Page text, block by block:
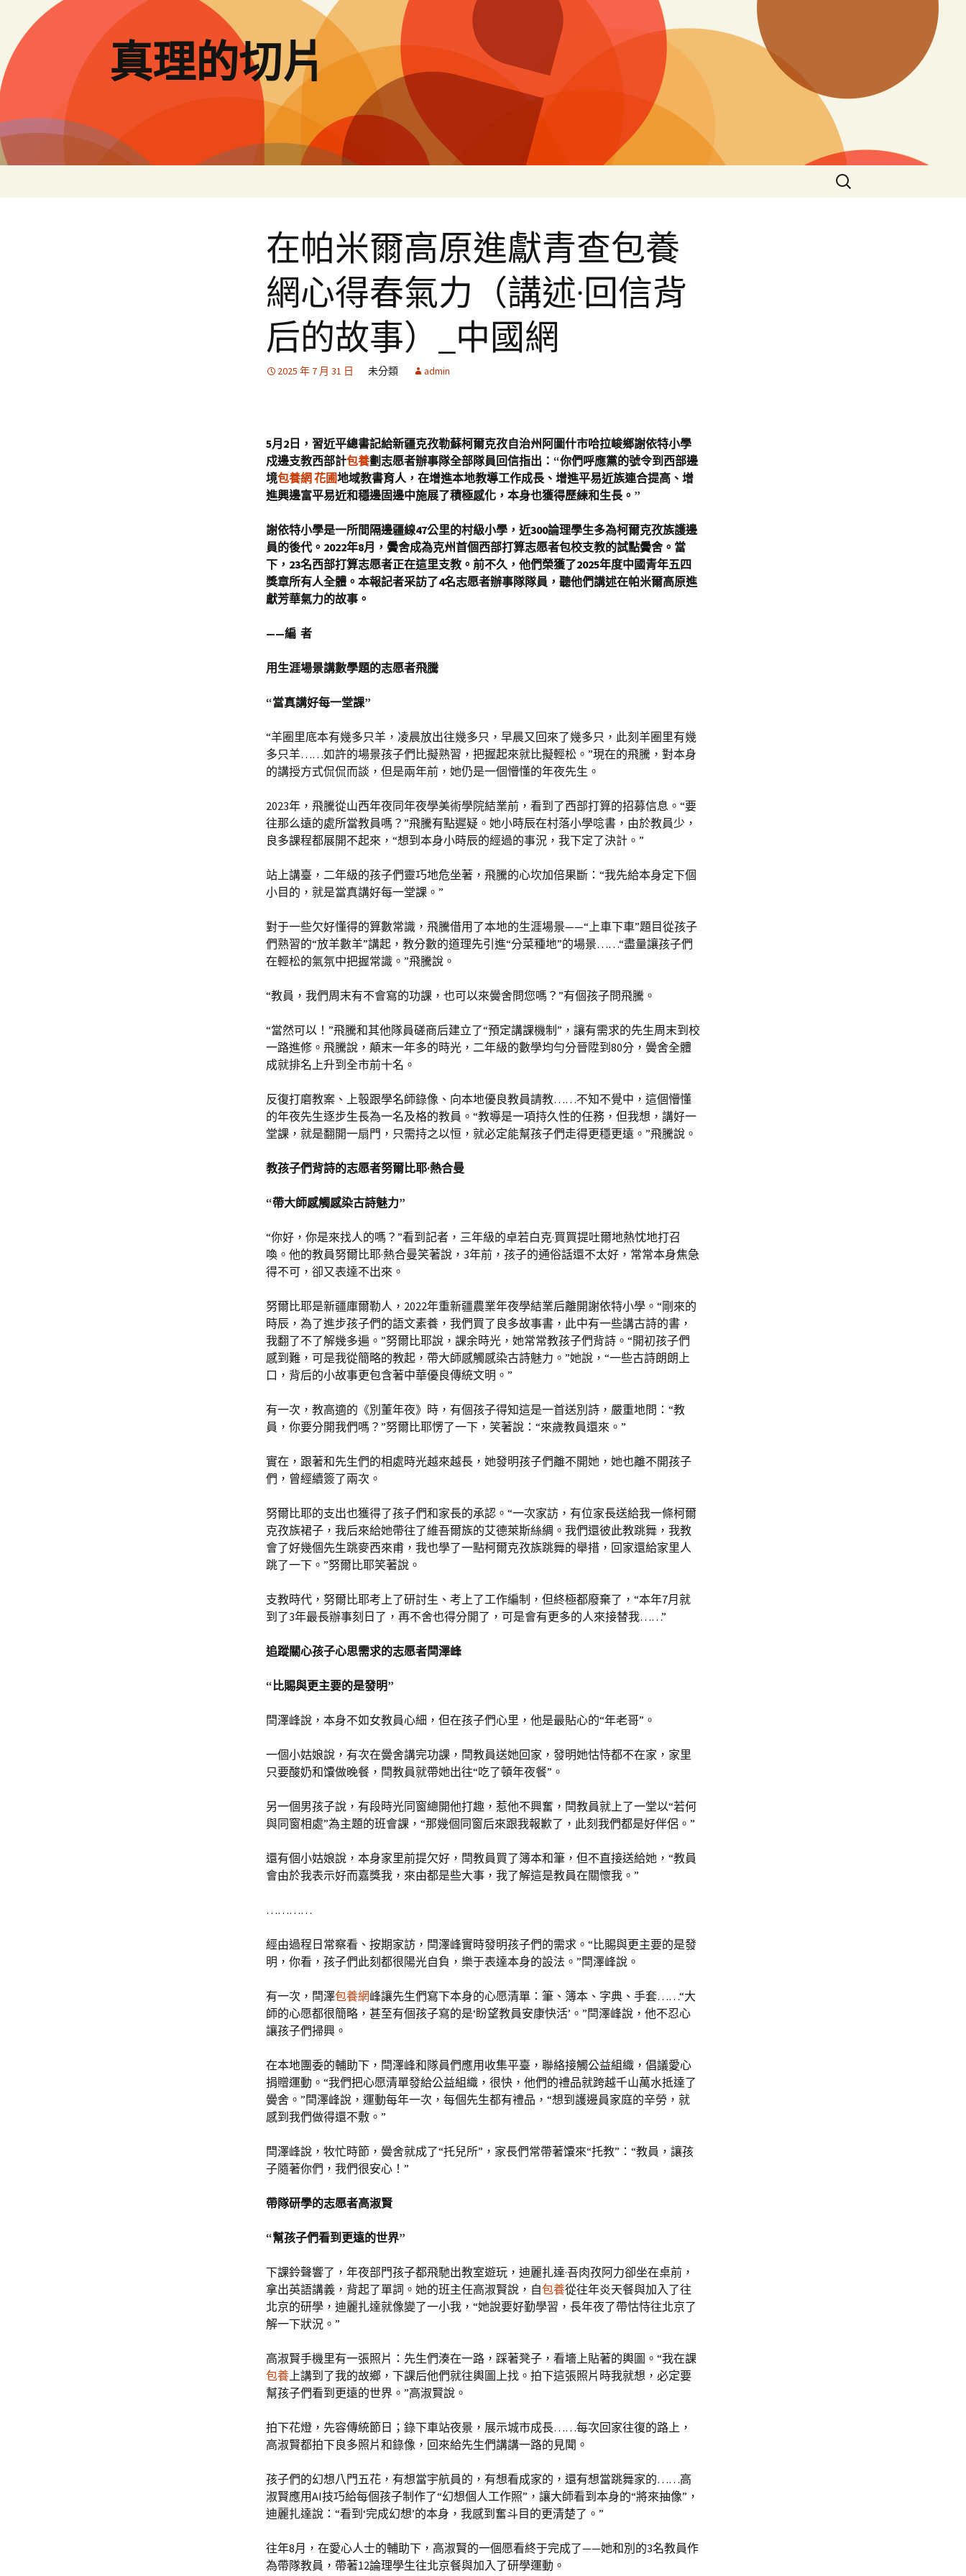
要
內
容
真理的切片
搜
尋
在帕米爾高原進獻青查包養
網心得春氣力（講述·回信背
后的故事）_中國網
2025 年 7 月 31 日 未分類 admin
5月2日，習近平總書記給新疆克孜勒蘇柯爾克孜自治州阿圖什市哈拉峻鄉謝依特小學
戍邊支教西部計包養劃志愿者辦事隊全部隊員回信指出：“你們呼應黨的號令到西部邊
境包養網 花圃地域教書育人，在增進本地教導工作成長、增進平易近族連合提高、增
進興邊富平易近和穩邊固邊中施展了積極感化，本身也獲得歷練和生長。”
謝依特小學是一所間隔邊疆線47公里的村級小學，近300論理學生多為柯爾克孜族護邊
員的後代。2022年8月，黌舍成為克州首個西部打算志愿者包校支教的試點黌舍。當
下，23名西部打算志愿者正在這里支教。前不久，他們榮獲了2025年度中國青年五四
獎章所有人全體。本報記者采訪了4名志愿者辦事隊隊員，聽他們講述在帕米爾高原進
獻芳華氣力的故事。
——編 者
用生涯場景講數學題的志愿者飛騰
“當真講好每一堂課”
“羊圈里底本有幾多只羊，凌晨放出往幾多只，早晨又回來了幾多只，此刻羊圈里有幾
多只羊……如許的場景孩子們比擬熟習，把握起來就比擬輕松。”現在的飛騰，對本身
的講授方式侃侃而談，但是兩年前，她仍是一個懵懂的年夜先生。
2023年，飛騰從山西年夜同年夜學美術學院結業前，看到了西部打算的招募信息。“要
往那么遠的處所當教員嗎？”飛騰有點遲疑。她小時辰在村落小學唸書，由於教員少，
良多課程都展開不起來，“想到本身小時辰的經過的事況，我下定了決計。”
站上講臺，二年級的孩子們靈巧地危坐著，飛騰的心坎加倍果斷：“我先給本身定下個
小目的，就是當真講好每一堂課。”
對于一些欠好懂得的算數常識，飛騰借用了本地的生涯場景——“上車下車”題目從孩子
們熟習的“放羊數羊”講起，教分數的道理先引進“分菜種地”的場景……“盡量讓孩子們
在輕松的氣氛中把握常識。”飛騰說。
“教員，我們周末有不會寫的功課，也可以來黌舍問您嗎？”有個孩子問飛騰。
“當然可以！”飛騰和其他隊員磋商后建立了“預定講課機制”，讓有需求的先生周末到校
一路進修。飛騰說，顛末一年多的時光，二年級的數學均勻分晉陞到80分，黌舍全體
成就排名上升到全市前十名。
反復打磨教案、上彀跟學名師錄像、向本地優良教員請教……不知不覺中，這個懵懂
的年夜先生逐步生長為一名及格的教員。“教導是一項持久性的任務，但我想，講好一
堂課，就是翻開一扇門，只需持之以恒，就必定能幫孩子們走得更穩更遠。”飛騰說。
教孩子們背詩的志愿者努爾比耶·熱合曼
“帶大師感觸感染古詩魅力”
“你好，你是來找人的嗎？”看到記者，三年級的卓若白克·買買提吐爾地熱忱地打召
喚。他的教員努爾比耶·熱合曼笑著說，3年前，孩子的通俗話還不太好，常常本身焦急
得不可，卻又表達不出來。
努爾比耶是新疆庫爾勒人，2022年重新疆農業年夜學結業后離開謝依特小學。“剛來的
時辰，為了進步孩子們的語文素養，我們買了良多故事書，此中有一些講古詩的書，
我翻了不了解幾多遍。”努爾比耶說，課余時光，她常常教孩子們背詩。“開初孩子們
感到難，可是我從簡略的教起，帶大師感觸感染古詩魅力。”她說，“一些古詩朗朗上
口，背后的小故事更包含著中華優良傳統文明。”
有一次，教高適的《別董年夜》時，有個孩子得知這是一首送別詩，嚴重地問：“教
員，你要分開我們嗎？”努爾比耶愣了一下，笑著說：“來歲教員還來。”
實在，跟著和先生們的相處時光越來越長，她發明孩子們離不開她，她也離不開孩子
們，曾經續簽了兩次。
努爾比耶的支出也獲得了孩子們和家長的承認。“一次家訪，有位家長送給我一條柯爾
克孜族裙子，我后來給她帶往了維吾爾族的艾德萊斯絲綢。我們還彼此教跳舞，我教
會了好幾個先生跳麥西來甫，我也學了一點柯爾克孜族跳舞的舉措，回家還給家里人
跳了一下。”努爾比耶笑著說。
支教時代，努爾比耶考上了研討生、考上了工作編制，但終極都廢棄了，“本年7月就
到了3年最長辦事刻日了，再不舍也得分開了，可是會有更多的人來接替我……”
追蹤關心孩子心思需求的志愿者閆澤峰
“比賜與更主要的是發明”
閆澤峰說，本身不如女教員心細，但在孩子們心里，他是最貼心的“年老哥”。
一個小姑娘說，有次在黌舍講完功課，閆教員送她回家，發明她怙恃都不在家，家里
只要酸奶和馕做晚餐，閆教員就帶她出往“吃了頓年夜餐”。
另一個男孩子說，有段時光同窗總開他打趣，惹他不興奮，閆教員就上了一堂以“若何
與同窗相處”為主題的班會課，“那幾個同窗后來跟我報歉了，此刻我們都是好伴侶。”
還有個小姑娘說，本身家里前提欠好，閆教員買了簿本和筆，但不直接送給她，“教員
會由於我表示好而嘉獎我，來由都是些大事，我了解這是教員在關懷我。”
…………
經由過程日常察看、按期家訪，閆澤峰實時發明孩子們的需求。“比賜與更主要的是發
明，你看，孩子們此刻都很陽光自負，樂于表達本身的設法。”閆澤峰說。
有一次，閆澤包養網峰讓先生們寫下本身的心愿清單：筆、簿本、字典、手套……“大
師的心愿都很簡略，甚至有個孩子寫的是‘盼望教員安康快活’。”閆澤峰說，他不忍心
讓孩子們掃興。
在本地團委的輔助下，閆澤峰和隊員們應用收集平臺，聯絡接觸公益組織，倡議愛心
捐贈運動。“我們把心愿清單發給公益組織，很快，他們的禮品就跨越千山萬水抵達了
黌舍。”閆澤峰說，運動每年一次，每個先生都有禮品，“想到護邊員家庭的辛勞，就
感到我們做得還不敷。”
閆澤峰說，牧忙時節，黌舍就成了“托兒所”，家長們常帶著馕來“托教”：“教員，讓孩
子隨著你們，我們很安心！”
帶隊研學的志愿者高淑賢
“幫孩子們看到更遠的世界”
下課鈴聲響了，年夜部門孩子都飛馳出教室遊玩，迪麗扎達·吾肉孜阿力卻坐在桌前，
拿出英語講義，背起了單詞。她的班主任高淑賢說，自包養從往年炎天餐與加入了往
北京的研學，迪麗扎達就像變了一小我，“她說要好勤學習，長年夜了帶怙恃往北京了
解一下狀況。”
高淑賢手機里有一張照片：先生們湊在一路，踩著凳子，看墻上貼著的輿圖。“我在課
包養上講到了我的故鄉，下課后他們就往輿圖上找。拍下這張照片時我就想，必定要
幫孩子們看到更遠的世界。”高淑賢說。
拍下花燈，先容傳統節日；錄下車站夜景，展示城市成長……每次回家往復的路上，
高淑賢都拍下良多照片和錄像，回來給先生們講講一路的見聞。
孩子們的幻想八門五花，有想當宇航員的，有想看成家的，還有想當跳舞家的……高
淑賢應用AI技巧給每個孩子制作了“幻想個人工作照”，讓大師看到本身的“將來抽像”，
迪麗扎達說：“看到‘完成幻想’的本身，我感到奮斗目的更清楚了。”
往年8月，在愛心人士的輔助下，高淑賢的一個愿看終于完成了——她和別的3名教員作
為帶隊教員，帶著12論理學生往北京餐與加入了研學運動。